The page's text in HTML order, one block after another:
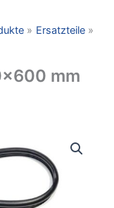
Ersatzteile
mm